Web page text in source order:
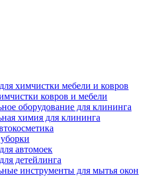
химчистки мебели и ковров
ковров и мебели
оборудование для клининга
химия для клининга
автомоек
детейлинга
инструменты для мытья окон